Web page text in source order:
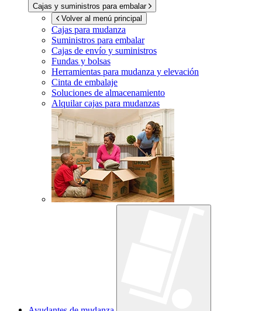
Cajas y suministros para embalar
Volver al menú principal
Cajas para mudanza
Suministros para embalar
Cajas de envío y suministros
Fundas y bolsas
Herramientas para mudanza y elevación
Cinta de embalaje
Soluciones de almacenamiento
Alquilar cajas para mudanzas